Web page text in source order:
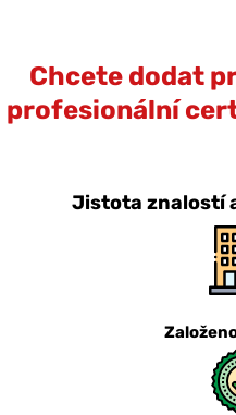
Chcete dodat
profesionální
Jistota znalostí